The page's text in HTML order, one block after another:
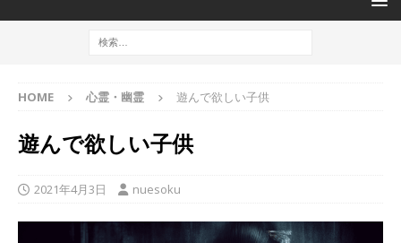
HOME 心霊・幽霊 遊んで欲しい子供
遊んで欲しい子供
2021年4月3日 nuesoku